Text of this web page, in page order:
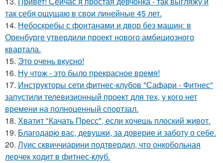
так себя ощущаю в свои линейные 45 лет.
14. Небоскребы с фонтанами и двор без машин: в
Оренбурге утвердили проект нового амбициозного
квартала.
15. Это очень вкусно!
16. Ну чтож - это было прекрасное время!
17. Инструкторы сети фитнес-клубов "Сафари - Фитнес"
запустили телевизионный проект для тех, у кого нет
времени на полноценный спортзал.
18. Хватит "Качать Пресс", если хочешь плоский живот.
19. Благодарю вас, девушки, за доверие и заботу о себе.
20. Луис сквиччиарини подтвердил, что онкобольная
лерчек ходит в фитнес-клуб.